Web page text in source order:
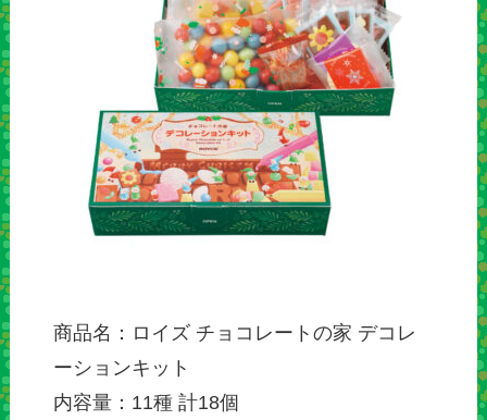
商品名：ロイズ チョコレートの家 デコレ
ーションキット
内容量：11種 計18個